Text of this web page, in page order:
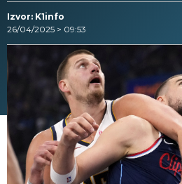
Izvor: K1info
26/04/2025 > 09:53